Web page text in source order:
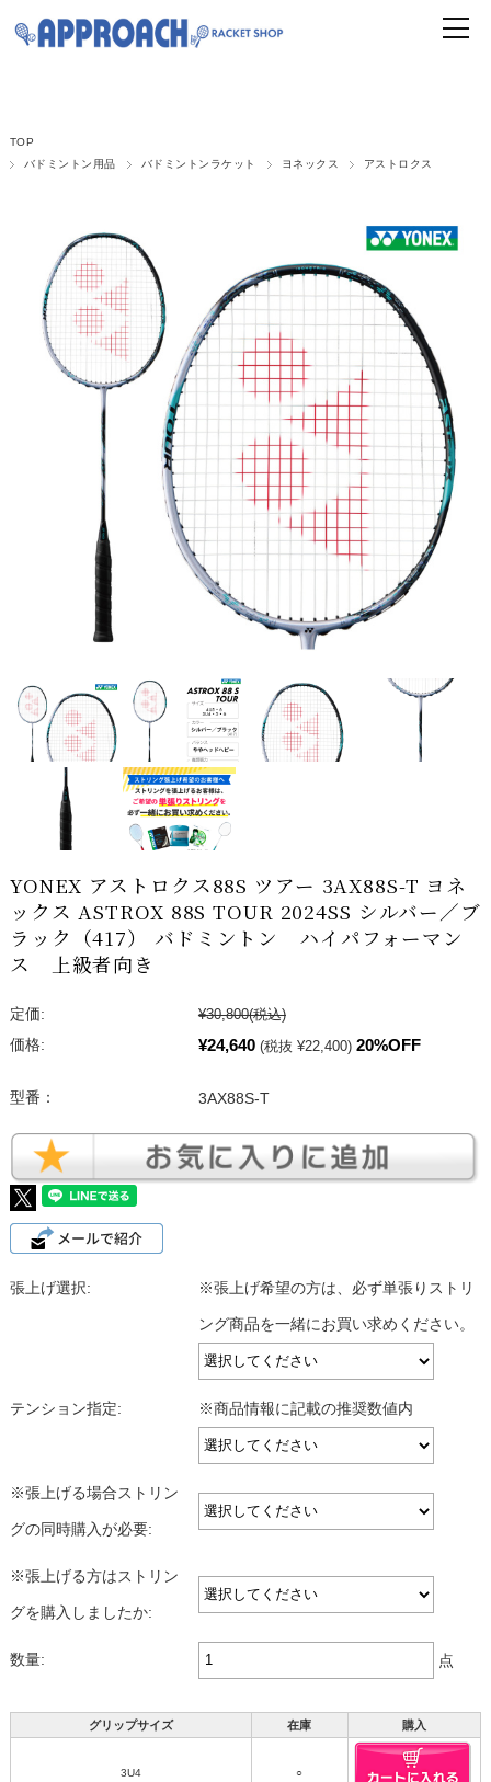
TOP
バドミントン用品
バドミントンラケット ヨネックス アストロクス
YONEX アストロクス88S ツアー 3AX88S-T ヨネ
ックス ASTROX 88S TOUR 2024SS シルバー／ブ
ラック（417） バドミントン ハイパフォーマン
ス 上級者向き
定価: ¥30,800(税込)
価格:
¥24,640 (税抜 ¥22,400) 20%OFF
型番： 3AX88S-T
張上げ選択: ※張上げ希望の方は、必ず単張りストリ
ング商品を一緒にお買い求めください。
テンション指定: ※商品情報に記載の推奨数値内
※張上げる場合ストリン
グの同時購入が必要:
※張上げる方はストリン
グを購入しましたか:
数量: 点
グリップサイズ 在庫 購入
3U4 ○